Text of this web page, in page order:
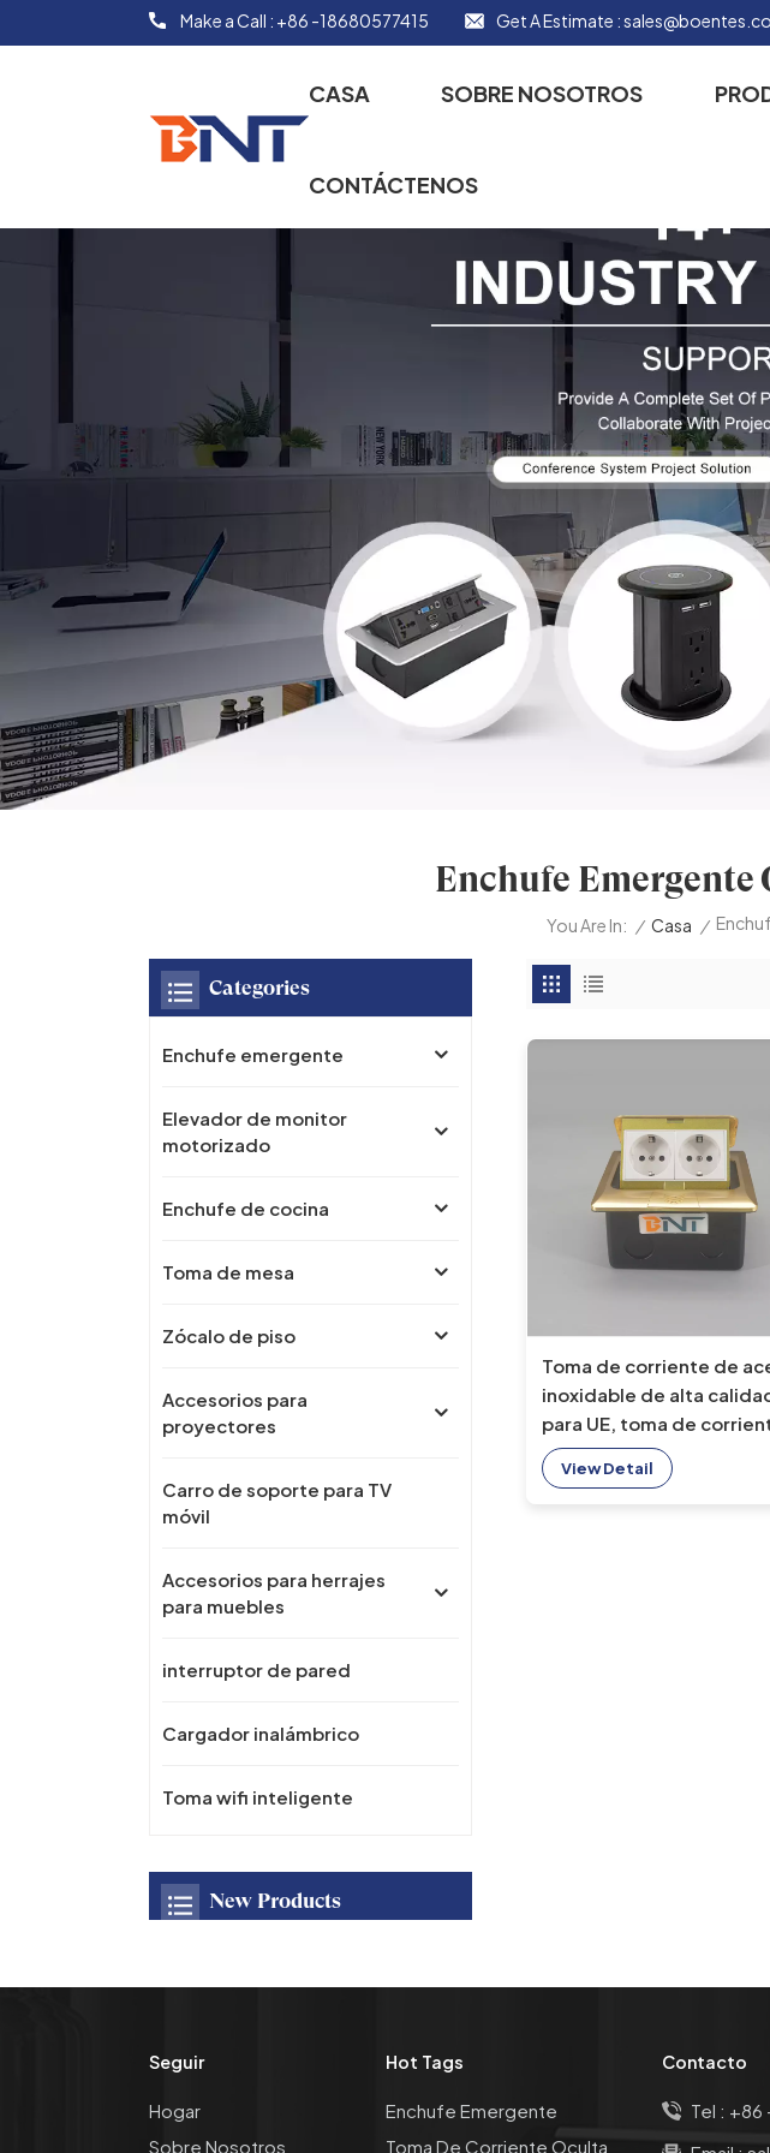
Make a Call : +86 -18680577415 Get A Estimate :
CASA SOBRE NOSOTROS
CONTÁCTENOS
Enchufe
You Are In: / Casa /
Toma de corriente de
inoxidable de alta
para UE, toma de
de 16A, emergente oculta
prueba de agua con 2
View Detail
Categories
Enchufe emergente
Elevador de monitor
motorizado
Enchufe de cocina
Toma de mesa
Zócalo de piso
Accesorios para
proyectores
Carro de soporte para TV
móvil
Accesorios para herrajes
para muebles
interruptor de pared
Cargador inalámbrico
Toma wifi inteligente
New Products
con puerto USB, toma
inalámbrico rápido
Seguir
Hogar
Sobre Nosotros
Hot Tags
Enchufe Emergente
Toma De Corriente Oculta
Contacto
Tel : +86